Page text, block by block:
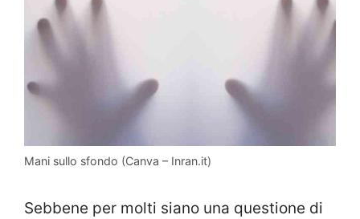
Mani sullo sfondo (Canva – Inran.it)
Sebbene per molti siano una questione di